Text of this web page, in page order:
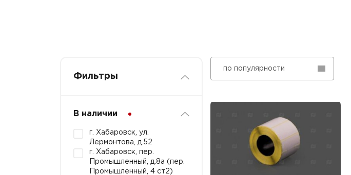
Фильтры
В наличии
г. Хабаровск, ул.
Лермонтова, д.52
г. Хабаровск, пер.
Промышленный, д.8а (пер.
Промышленный, 4 ст2)
по популярности